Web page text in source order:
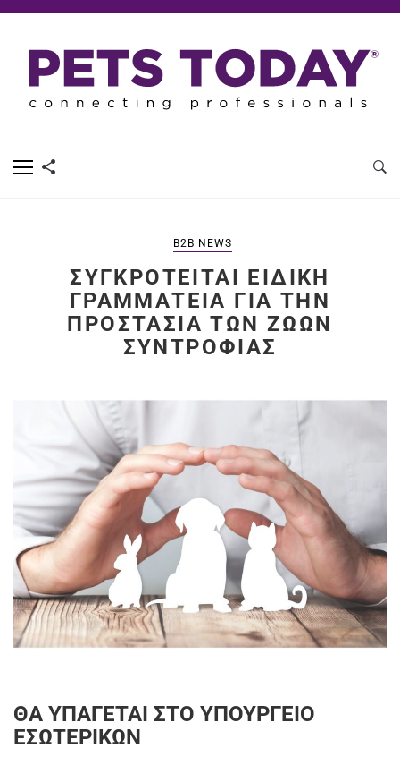
B2B NEWS
ΣΥΓΚΡΟΤΕΊΤΑΙ ΕΙΔΙΚΉ
ΓΡΑΜΜΑΤΕΊΑ ΓΙΑ ΤΗΝ
ΠΡΟΣΤΑΣΊΑ ΤΩΝ ΖΏΩΝ
ΣΥΝΤΡΟΦΙΆΣ
ΘΑ ΥΠΑΓΕΤΑΙ ΣΤΟ ΥΠΟΥΡΓΕΙΟ
ΕΣΩΤΕΡΙΚΩΝ